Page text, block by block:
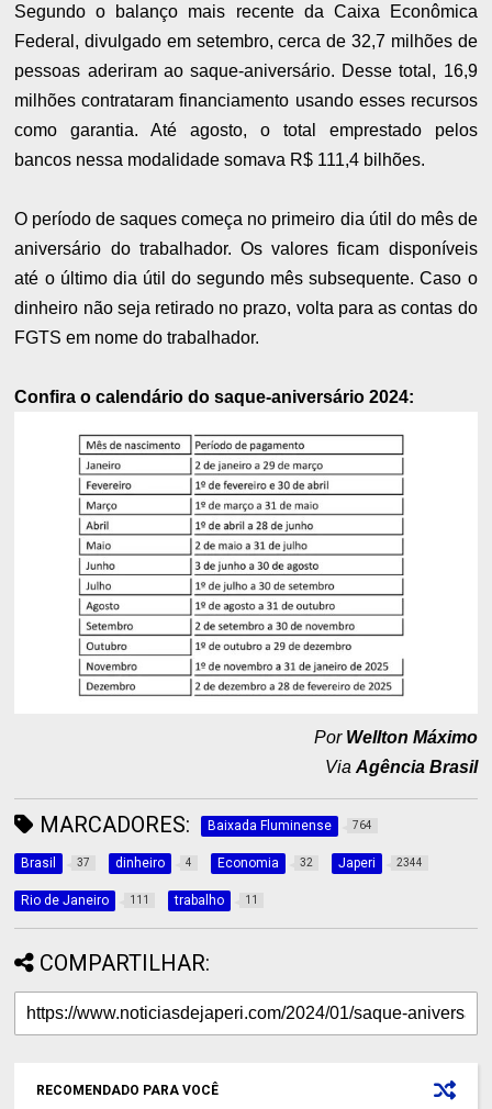
Segundo o balanço mais recente da Caixa Econômica
Federal, divulgado em setembro, cerca de 32,7 milhões de
pessoas aderiram ao saque-aniversário. Desse total, 16,9
milhões contrataram financiamento usando esses recursos
como garantia. Até agosto, o total emprestado pelos
bancos nessa modalidade somava R$ 111,4 bilhões.
O período de saques começa no primeiro dia útil do mês de
aniversário do trabalhador. Os valores ficam disponíveis
até o último dia útil do segundo mês subsequente. Caso o
dinheiro não seja retirado no prazo, volta para as contas do
FGTS em nome do trabalhador.
Confira o calendário do saque-aniversário 2024:
Por Wellton Máximo
Via Agência Brasil
MARCADORES: Baixada Fluminense 764
Brasil 37 dinheiro 4 Economia 32 Japeri 2344
Rio de Janeiro 111 trabalho 11
COMPARTILHAR:
RECOMENDADO PARA VOCÊ